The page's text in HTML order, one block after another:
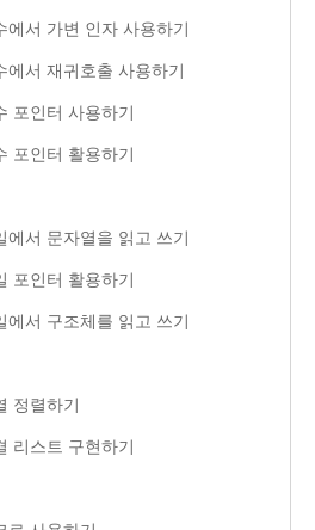
에서 가변 인자 사용하기
에서 재귀호출 사용하기
포인터 사용하기
포인터 활용하기
에서 문자열을 읽고 쓰기
포인터 활용하기
에서 구조체를 읽고 쓰기
정렬하기
리스트 구현하기